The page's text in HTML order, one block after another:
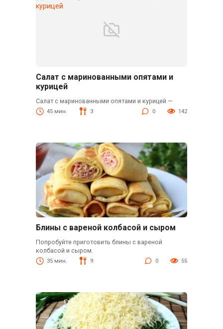
Салат с маринованными опятами и
курицей
Салат с маринованными опятами и курицей —
45 мин. 3 0 142
Блины с вареной колбасой и сыром
Попробуйте приготовить блины с вареной
колбасой и сыром.
35 мин. 9 0 55